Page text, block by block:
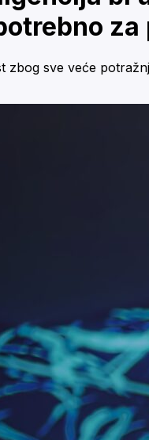
za
zbog sve veće